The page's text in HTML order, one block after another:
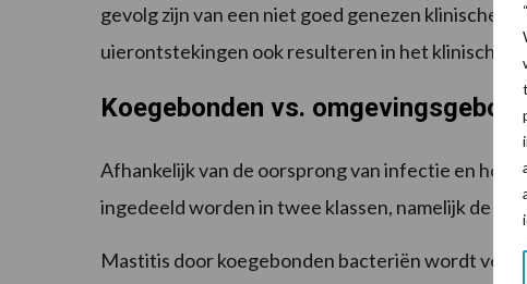
gevolg zijn van een niet goed genezen klinische
uierontstekingen ook resulteren in het klinisch
Koegebonden vs.
Afhankelijk van de oorsprong van infectie en hoe
ingedeeld worden in twee klassen, namelijk de
Mastitis door koegebonden bacteriën wordt